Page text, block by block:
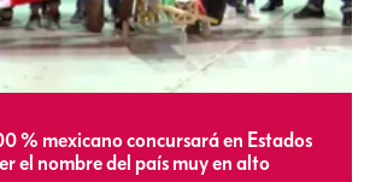
% mexicano concursará en Estados
el nombre del país muy en alto